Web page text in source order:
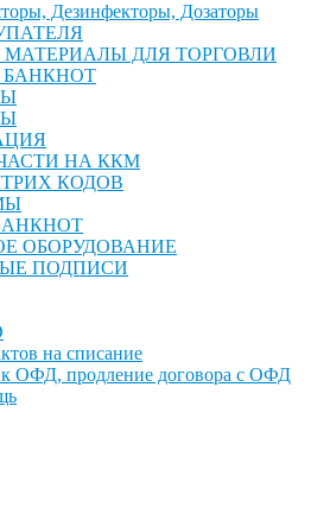
Дезинфекторы, Дозаторы
ДЛЯ ТОРГОВЛИ
БАНКНОТ
НА ККМ
КОДОВ
ОБОРУДОВАНИЕ
ПОДПИСИ
на списание
ОФД, продление договора с ОФД